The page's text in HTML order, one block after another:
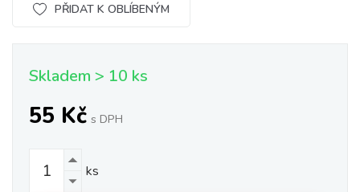
PŘIDAT K OBLÍBENÝM
Skladem > 10 ks
55 Kč s DPH
ks